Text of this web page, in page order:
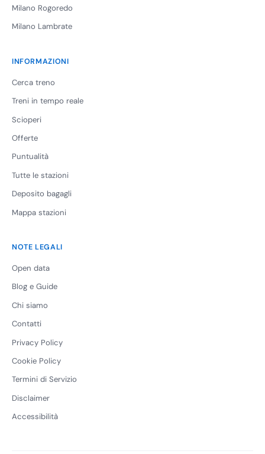
Milano Rogoredo
Milano Lambrate
INFORMAZIONI
Cerca treno
Treni in tempo reale
Scioperi
Offerte
Puntualità
Tutte le stazioni
Deposito bagagli
Mappa stazioni
NOTE LEGALI
Open data
Blog e Guide
Chi siamo
Contatti
Privacy Policy
Cookie Policy
Termini di Servizio
Disclaimer
Accessibilità